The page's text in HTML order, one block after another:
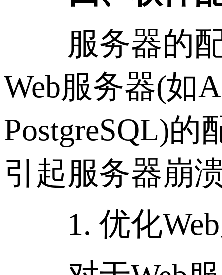
服务器的配
Web服务器(如
PostgreSQL)
引起服务器崩
1. 优化Web